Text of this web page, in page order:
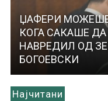
ЏАФЕРИ
КОГА САКАШЕ ДА
НАВРЕДИЛ ОД
БОГОЕВСКИ
Најчитани